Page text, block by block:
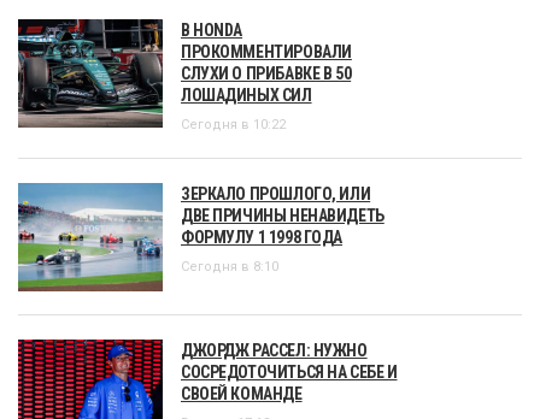
В HONDA
ПРОКОММЕНТИРОВАЛИ
СЛУХИ О ПРИБАВКЕ В 50
ЛОШАДИНЫХ СИЛ
Сегодня в 10:22
ЗЕРКАЛО ПРОШЛОГО, ИЛИ
ДВЕ ПРИЧИНЫ НЕНАВИДЕТЬ
ФОРМУЛУ 1 1998 ГОДА
Сегодня в 8:10
ДЖОРДЖ РАССЕЛ: НУЖНО
СОСРЕДОТОЧИТЬСЯ НА СЕБЕ И
СВОЕЙ КОМАНДЕ